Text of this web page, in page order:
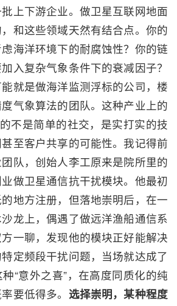
上下游企业。做卫星互联网地面
和这些领域天然有结合点。你的
海洋环境下的耐腐蚀性？你的链
入复杂气象条件下的衰减因子？
就是做海洋监测浮标的公司，楼
气象算法的团队。这种产业上的
不是简单的社交，是实打实的技
至客户共享的可能性。我记得前
队，创始人李工原来是院所里的
做卫星通信抗干扰模块。他最初
地方注册，但落地崇明后，在一
龙上，偶遇了做远洋渔船通信系
一聊，发现他的模块正好能解决
定频段干扰问题，当场就达成了
“意外之喜”，在高度同质化的纯
要低得多。 选择崇明，某种程度